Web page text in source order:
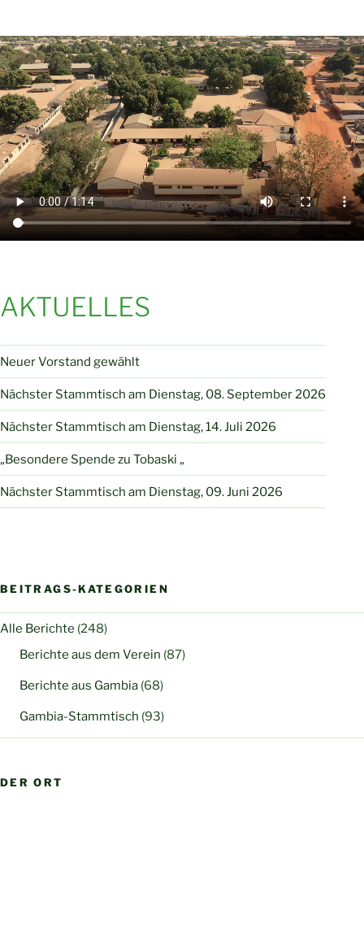
AKTUELLES
Neuer Vorstand gewählt
Nächster Stammtisch am Dienstag, 08. September 2026
Nächster Stammtisch am Dienstag, 14. Juli 2026
„Besondere Spende zu Tobaski „
Nächster Stammtisch am Dienstag, 09. Juni 2026
BEITRAGS-KATEGORIEN
Alle Berichte (248)
Berichte aus dem Verein (87)
Berichte aus Gambia (68)
Gambia-Stammtisch (93)
DER ORT